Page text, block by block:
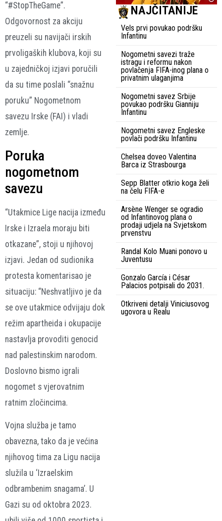
“#StopTheGame”.
Odgovornost za akciju
preuzeli su navijači irskih
prvoligaških klubova, koji su
u zajedničkoj izjavi poručili
da su time poslali “snažnu
poruku” Nogometnom
savezu Irske (FAI) i vladi
zemlje.
Poruka
nogometnom
savezu
“Utakmice Lige nacija između
Irske i Izraela moraju biti
otkazane”, stoji u njihovoj
izjavi. Jedan od sudionika
protesta komentarisao je
situaciju: “Neshvatljivo je da
se ove utakmice odvijaju dok
režim apartheida i okupacije
nastavlja provoditi genocid
nad palestinskim narodom.
Doslovno bismo igrali
nogomet s vjerovatnim
ratnim zločincima.
Vojna služba je tamo
obavezna, tako da je većina
njihovog tima za Ligu nacija
služila u ‘Izraelskim
odbrambenim snagama’. U
Gazi su od oktobra 2023.
NAJČITANIJE
Vels prvi povukao podršku
Infantinu
Nogometni savezi traže
istragu i reformu nakon
povlačenja FIFA-inog plana o
privatnim ulaganjima
Nogometni savez Srbije
povukao podršku Gianniju
Infantinu
Nogometni savez Engleske
povlači podršku Infantinu
Chelsea doveo Valentina
Barca iz Strasbourga
Sepp Blatter otkrio koga želi
na čelu FIFA-e
Arsène Wenger se ogradio
od Infantinovog plana o
prodaji udjela na Svjetskom
prvenstvu
Randal Kolo Muani ponovo u
Juventusu
Gonzalo García i César
Palacios potpisali do 2031.
Otkriveni detalji Viniciusovog
ugovora u Realu